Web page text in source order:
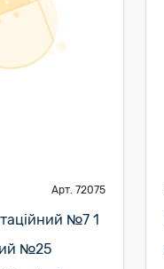
Арт. 72075
№7 1
№25